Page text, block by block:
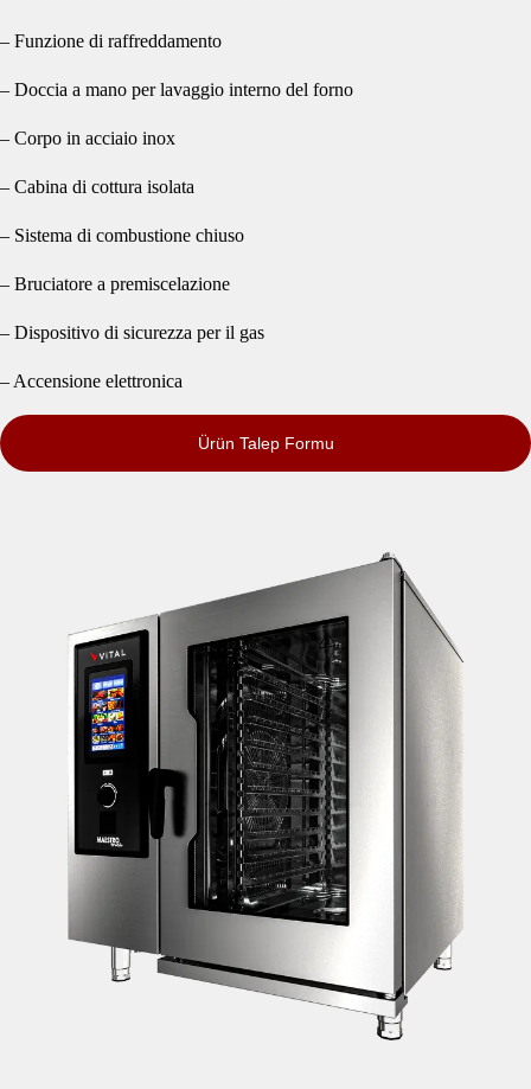
– Funzione di raffreddamento
– Doccia a mano per lavaggio interno del forno
– Corpo in acciaio inox
– Cabina di cottura isolata
– Sistema di combustione chiuso
– Bruciatore a premiscelazione
– Dispositivo di sicurezza per il gas
– Accensione elettronica
Ürün Talep Formu